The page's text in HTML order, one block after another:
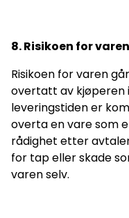
8. Risikoen for varen
Risikoen for varen
overtatt av kjøperen
leveringstiden er
overta en vare som
rådighet etter
for tap eller skade
varen selv.